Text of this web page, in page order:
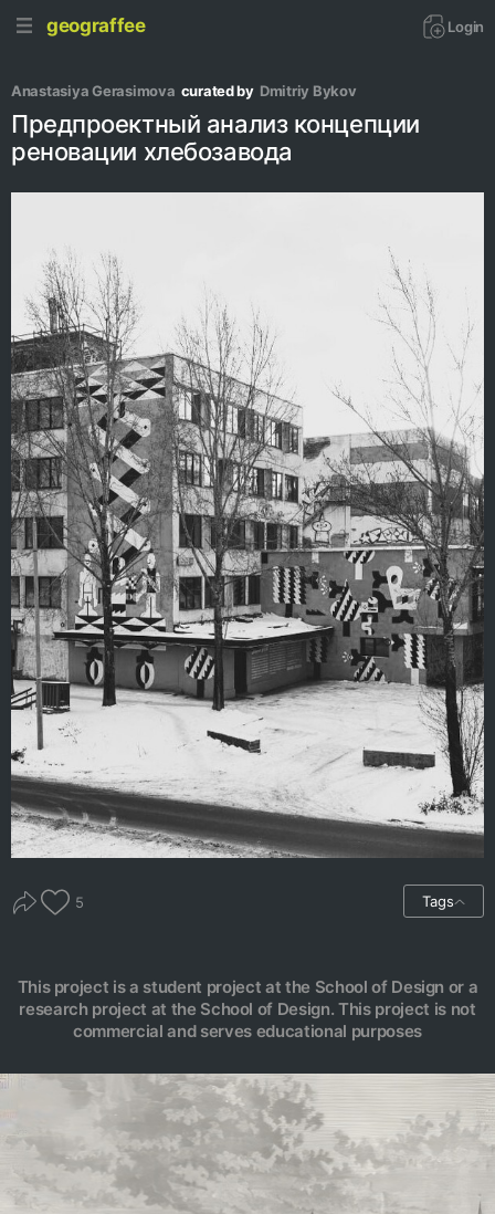
geograffee Login
Anastasiya Gerasimova curated by Dmitriy Bykov
Предпроектный анализ концепции
реновации хлебозавода
5 Tags
This project is a student project at the School of Design or a
research project at the School of Design. This project is not
commercial and serves educational purposes